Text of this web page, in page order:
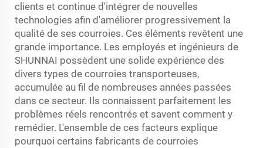
clients et continue d'intégrer de nouvelles
technologies afin d'améliorer progressivement la
qualité de ses courroies. Ces éléments revêtent une
grande importance. Les employés et ingénieurs de
SHUNNAI possèdent une solide expérience des
divers types de courroies transporteuses,
accumulée au fil de nombreuses années passées
dans ce secteur. Ils connaissent parfaitement les
problèmes réels rencontrés et savent comment y
remédier. L'ensemble de ces facteurs explique
pourquoi certains fabricants de courroies